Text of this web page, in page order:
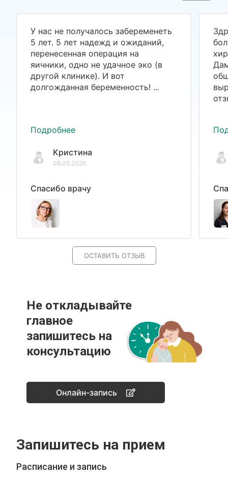
У нас не получалось забеременеть
5 лет. 5 лет надежд и ожиданий,
перенесенная операция на
яичники, одно не удачное эко (в
другой клинике). И вот
долгожданная беременность! ...
Подробнее
Кристина
08.05.2026
Спасибо врачу
ОСТАВИТЬ ОТЗЫВ
Не откладывайте
главное
запишитесь на
консультацию
Онлайн-запись
Запишитесь на прием
Расписание и запись